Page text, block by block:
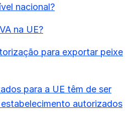
nacional?
na UE?
para exportar peixe
para a UE têm de ser
autorizados